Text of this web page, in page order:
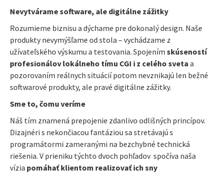
Nevytvárame software, ale digitálne zážitky
Rozumieme biznisu a dýchame pre dokonalý design. Naše
produkty nevymýšľame od stola – vychádzame z
užívateľského výskumu a testovania. Spojením skúseností
profesionálov lokálneho tímu CGI i z celého sveta a
pozorovaním reálnych situácií potom nevznikajú len bežné
softwarové produkty, ale pravé digitálne zážitky.
Sme to, čomu veríme
Náš tím znamená prepojenie zdanlivo odlišných princípov.
Dizajnéri s nekončiacou fantáziou sa stretávajú s
programátormi zameranými na bezchybné technická
riešenia. V prieniku týchto dvoch pohľadov spočíva naša
vízia pomáhať klientom realizovať ich sny